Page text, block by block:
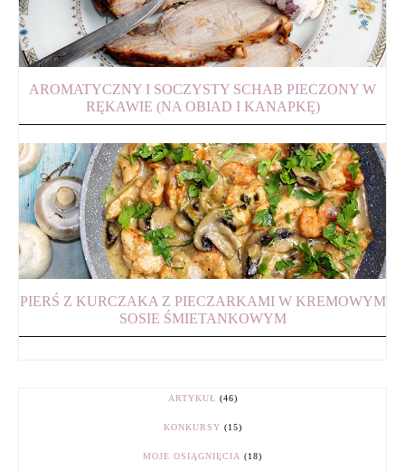
AROMATYCZNY I SOCZYSTY SCHAB PIECZONY W
RĘKAWIE (NA OBIAD I KANAPKĘ)
PIERŚ Z KURCZAKA Z PIECZARKAMI W KREMOWYM
SOSIE ŚMIETANKOWYM
ARTYKUŁ (46)
KONKURSY (15)
MOJE OSIĄGNIĘCIA (18)